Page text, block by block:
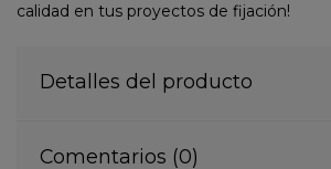
calidad en tus proyectos de fijación!
Detalles del producto
Comentarios (0)